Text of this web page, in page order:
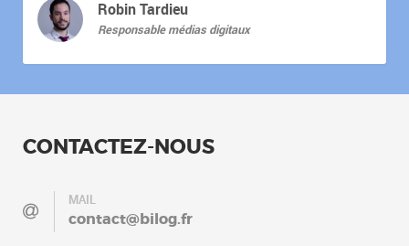
Robin Tardieu
Responsable médias digitaux
CONTACTEZ-NOUS
MAIL
contact@bilog.fr